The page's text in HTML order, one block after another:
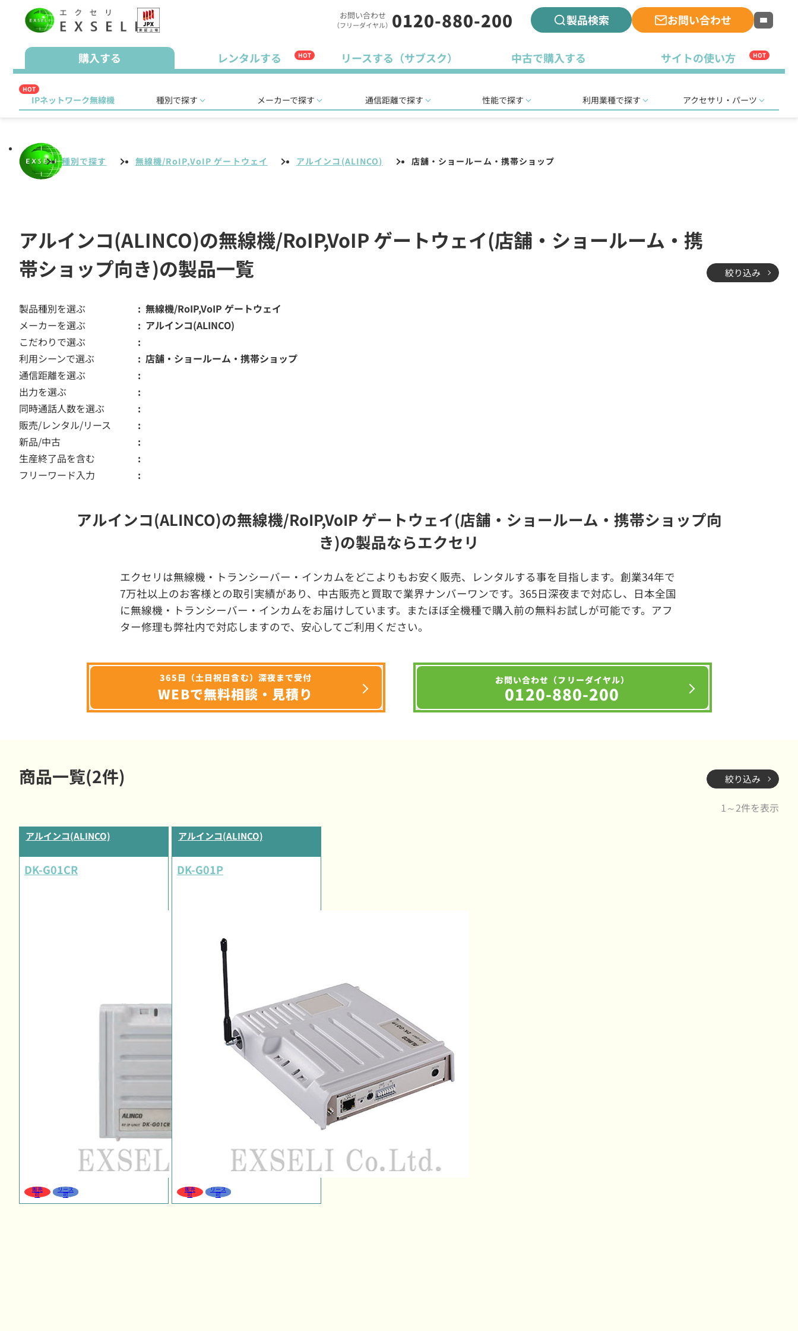
お問い合わせ
（フリーダイヤル） 0120-880-200 製品検索 お問い合わせ
購入する レンタルする HOT リースする（サブスク） 中古で購入する サイトの使い方 HOT
HOT
IPネットワーク無線機 種別で探す メーカーで探す 通信距離で探す 性能で探す 利用業種で探す アクセサリ・パーツ
種別で探す 無線機/RoIP,VoIP ゲートウェイ アルインコ(ALINCO) 店舗・ショールーム・携帯ショップ
アルインコ(ALINCO)の無線機/RoIP,VoIP ゲートウェイ(店舗・ショールーム・携
帯ショップ向き)の製品一覧
絞り込み
製品種別を選ぶ
無線機/RoIP,VoIP ゲートウェイ
メーカーを選ぶ
アルインコ(ALINCO)
こだわりで選ぶ
利用シーンで選ぶ
店舗・ショールーム・携帯ショップ
通信距離を選ぶ
出力を選ぶ
同時通話人数を選ぶ
販売/レンタル/リース
新品/中古
生産終了品を含む
フリーワード入力
アルインコ(ALINCO)の無線機/RoIP,VoIP ゲートウェイ(店舗・ショールーム・携帯ショップ向
き)の製品ならエクセリ
エクセリは無線機・トランシーバー・インカムをどこよりもお安く販売、レンタルする事を目指します。創業34年で
7万社以上のお客様との取引実績があり、中古販売と買取で業界ナンバーワンです。365日深夜まで対応し、日本全国
に無線機・トランシーバー・インカムをお届けしています。またほぼ全機種で購入前の無料お試しが可能です。アフ
ター修理も弊社内で対応しますので、安心してご利用ください。
365日（土日祝日含む）深夜まで受付
WEBで無料相談・見積り
お問い合わせ（フリーダイヤル）
0120-880-200
商品一覧(2件) 絞り込み
1～2件を表示
アルインコ(ALINCO)
DK-G01CR
販売
可
リース
可
アルインコ(ALINCO)
DK-G01P
販売
可
リース
可